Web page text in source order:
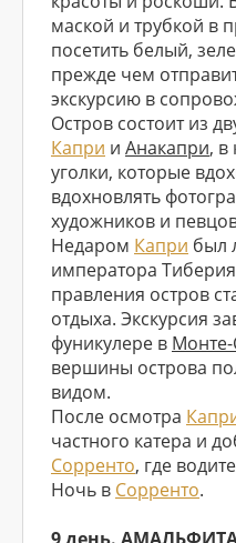
маской и трубкой в
посетить белый,
прежде чем
экскурсию в
Остров состоит из
Капри и Анакапри, в
уголки, которые
вдохновлять
художников и
Недаром Капри был
императора
правления остров
отдыха. Экскурсия
фуникулере в
вершины острова
видом.
После осмотра
частного катера и
Сорренто, где
Ночь в Сорренто.